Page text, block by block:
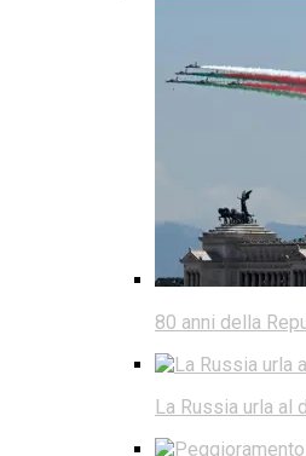
80 anni della
La Russia urla al